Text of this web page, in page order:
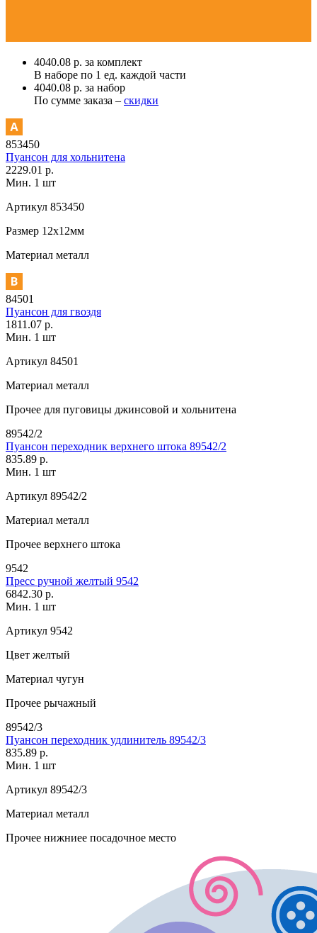
4040.08 р. за комплект
В наборе по 1 ед. каждой части
4040.08 р. за набор
По сумме заказа – скидки
853450
Пуансон для хольнитена
2229.01 р.
Мин. 1 шт
Артикул 853450
Размер 12х12мм
Материал металл
84501
Пуансон для гвоздя
1811.07 р.
Мин. 1 шт
Артикул 84501
Материал металл
Прочее для пуговицы джинсовой и хольнитена
89542/2
Пуансон переходник верхнего штока 89542/2
835.89 р.
Мин. 1 шт
Артикул 89542/2
Материал металл
Прочее верхнего штока
9542
Пресс ручной желтый 9542
6842.30 р.
Мин. 1 шт
Артикул 9542
Цвет желтый
Материал чугун
Прочее рычажный
89542/3
Пуансон переходник удлинитель 89542/3
835.89 р.
Мин. 1 шт
Артикул 89542/3
Материал металл
Прочее нижниее посадочное место